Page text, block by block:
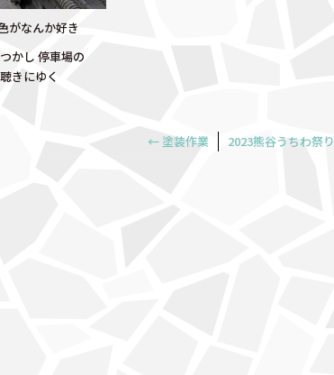
がなんか好き
かし 停車場の
きにゆく
← 塗装作業 2023熊谷うちわ祭り